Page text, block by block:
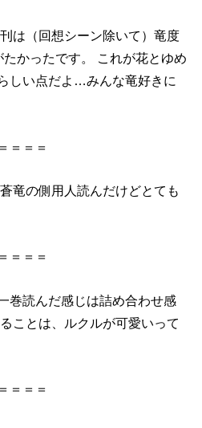
は（回想シーン除いて）竜度
かったです。 これが花とゆめ
しい点だよ…みんな竜好きに
＝＝＝
蒼竜の側用人読んだけどとても
＝＝＝
巻読んだ感じは詰め合わせ感
ことは、ルクルが可愛いって
＝＝＝